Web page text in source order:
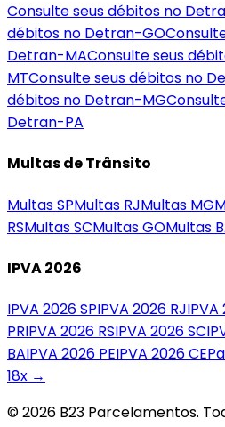
Consulte seus débitos no
débitos no Detran-GO
Detran-MAConsulte seus
MTConsulte seus débitos no
débitos no Detran-MG
Detran-PA
Multas de Trânsito
MultasSPMultas RJMultas MG
RSMultasSCMultasGOMultas
IPVA 2026
IPVA 2026SPIPVA 2026 RJIPVA
PRIPVA 2026 RSIPVA 2026SC
BAIPVA 2026 PEIPVA 2026CE
18x →
© 2026 B23 Parcelamentos.